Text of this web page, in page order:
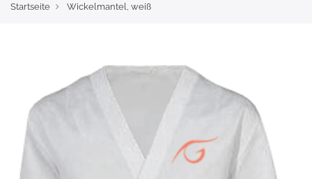
Startseite Wickelmantel, weiß